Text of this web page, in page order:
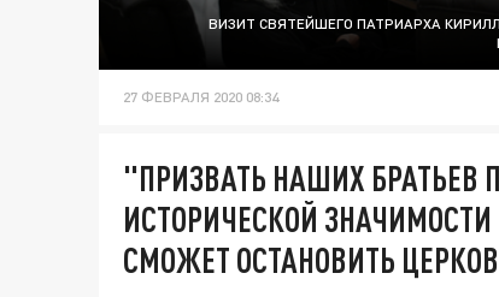
ВИЗИТ СВЯТЕЙШЕГО ПАТРИАРХА
27 ФЕВРАЛЯ 2020 08:34
"ПРИЗВАТЬ НАШИХ БРАТЬЕВ
ИСТОРИЧЕСКОЙ
СМОЖЕТ ОСТАНОВИТЬ